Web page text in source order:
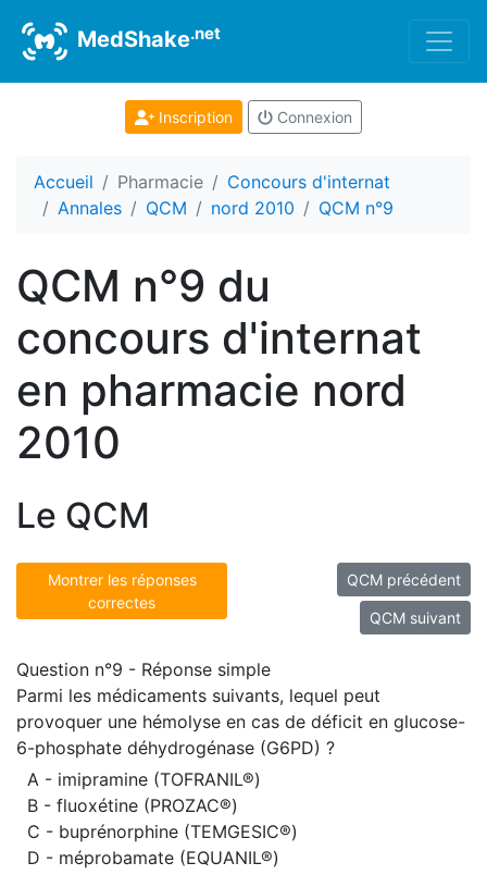
MedShake.net
Inscription Connexion
Accueil Pharmacie
Concours d'internat
Annales
QCM nord 2010 QCM n°9
QCM n°9 du
concours d'internat
en pharmacie nord
2010
Le QCM
Montrer les réponses
correctes
QCM précédent
QCM suivant
Question n°9 - Réponse simple
Parmi les médicaments suivants, lequel peut
provoquer une hémolyse en cas de déficit en glucose-
6-phosphate déhydrogénase (G6PD) ?
A - imipramine (TOFRANIL®)
B - fluoxétine (PROZAC®)
C - buprénorphine (TEMGESIC®)
D - méprobamate (EQUANIL®)